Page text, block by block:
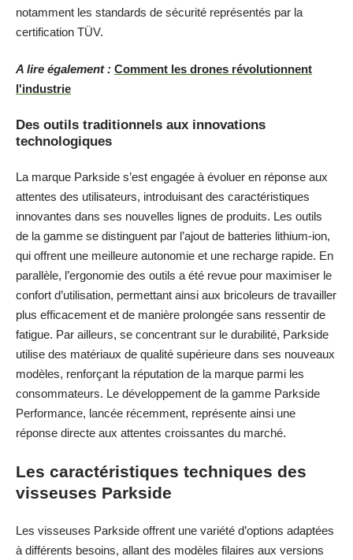
notamment les standards de sécurité représentés par la
certification TÜV.
A lire également : Comment les drones révolutionnent
l'industrie
Des outils traditionnels aux innovations
technologiques
La marque Parkside s’est engagée à évoluer en réponse aux
attentes des utilisateurs, introduisant des caractéristiques
innovantes dans ses nouvelles lignes de produits. Les outils
de la gamme se distinguent par l’ajout de batteries lithium-ion,
qui offrent une meilleure autonomie et une recharge rapide. En
parallèle, l’ergonomie des outils a été revue pour maximiser le
confort d’utilisation, permettant ainsi aux bricoleurs de travailler
plus efficacement et de manière prolongée sans ressentir de
fatigue. Par ailleurs, se concentrant sur le durabilité, Parkside
utilise des matériaux de qualité supérieure dans ses nouveaux
modèles, renforçant la réputation de la marque parmi les
consommateurs. Le développement de la gamme Parkside
Performance, lancée récemment, représente ainsi une
réponse directe aux attentes croissantes du marché.
Les caractéristiques techniques des
visseuses Parkside
Les visseuses Parkside offrent une variété d’options adaptées
à différents besoins, allant des modèles filaires aux versions